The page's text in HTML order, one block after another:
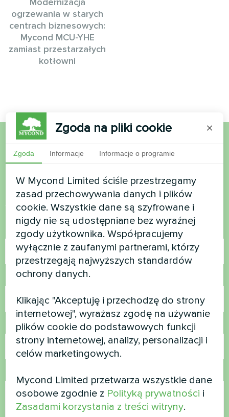
ogrzewania w starych
centrach biznesowych:
Mycond MCU-YHE
zamiast przestarzałych
kotłowni
Chcesz kupić lub masz
pytania?
Skontaktuj się z nami, a pomożemy Ci
Nazwa
Numer telefonu
E-mail
Zgoda na pliki cookie ×
Zgoda Informacje Informacje o programie
W Mycond Limited ściśle przestrzegamy
zasad przechowywania danych i plików
cookie. Wszystkie dane są szyfrowane i
nigdy nie są udostępniane bez wyraźnej
zgody użytkownika. Współpracujemy
wyłącznie z zaufanymi partnerami, którzy
przestrzegają najwyższych standardów
ochrony danych.
Klikając "Akceptuję i przechodzę do strony
internetowej", wyrażasz zgodę na używanie
plików cookie do podstawowych funkcji
strony internetowej, analizy, personalizacji i
celów marketingowych.
Mycond Limited przetwarza wszystkie dane
osobowe zgodnie z Polityką prywatności i
Zasadami korzystania z treści witryny.